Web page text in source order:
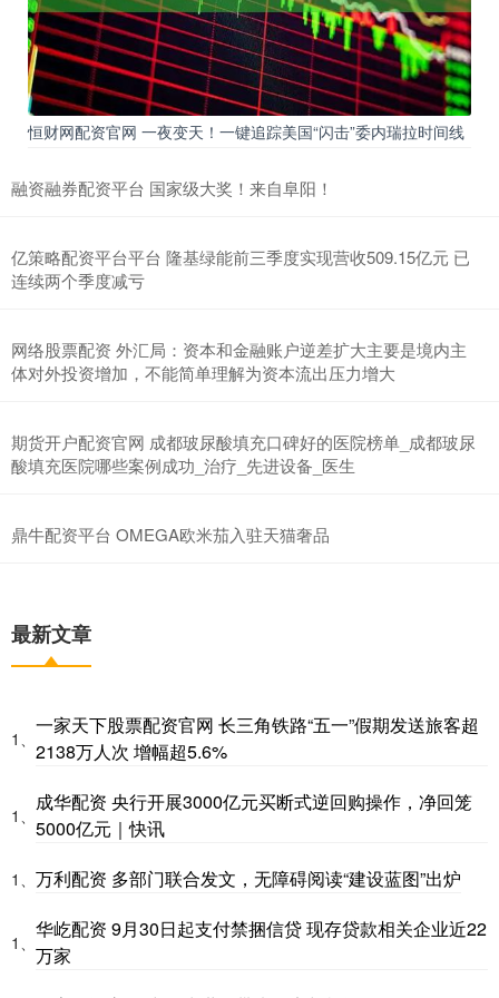
恒财网配资官网 一夜变天！一键追踪美国“闪击”委内瑞拉时间线
融资融券配资平台 国家级大奖！来自阜阳！
亿策略配资平台平台 隆基绿能前三季度实现营收509.15亿元 已
连续两个季度减亏
网络股票配资 外汇局：资本和金融账户逆差扩大主要是境内主
体对外投资增加，不能简单理解为资本流出压力增大
期货开户配资官网 成都玻尿酸填充口碑好的医院榜单_成都玻尿
酸填充医院哪些案例成功_治疗_先进设备_医生
鼎牛配资平台 OMEGA欧米茄入驻天猫奢品
最新文章
1、
一家天下股票配资官网 长三角铁路“五一”假期发送旅客超
2138万人次 增幅超5.6%
1、
成华配资 央行开展3000亿元买断式逆回购操作，净回笼
5000亿元｜快讯
1、 万利配资 多部门联合发文，无障碍阅读“建设蓝图”出炉
1、
华屹配资 9月30日起支付禁捆信贷 现存贷款相关企业近22
万家